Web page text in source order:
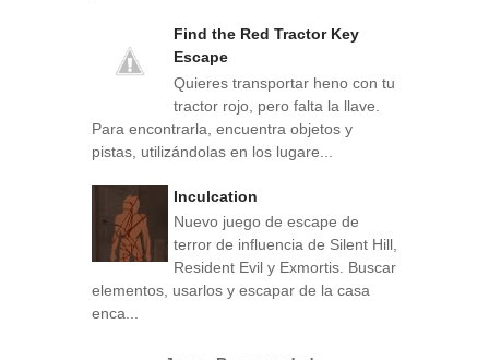
Find the Red Tractor Key
Escape
Quieres transportar heno con tu
tractor rojo, pero falta la llave.
Para encontrarla, encuentra objetos y
pistas, utilizándolas en los lugare...
Inculcation
Nuevo juego de escape de
terror de influencia de Silent Hill,
Resident Evil y Exmortis. Buscar
elementos, usarlos y escapar de la casa
enca...